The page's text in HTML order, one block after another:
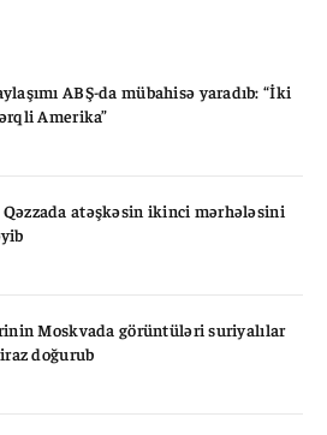
ABŞ-da mübahisə yaradıb: “İki
Amerika”
atəşkəsin ikinci mərhələsini
Moskvada görüntüləri suriyalılar
doğurub